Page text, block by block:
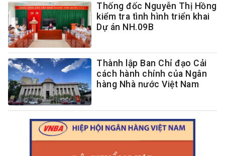
Thống đốc Nguyễn Thị Hồng
kiểm tra tình hình triển khai
Dự án NH.09B
Thành lập Ban Chỉ đạo Cải
cách hành chính của Ngân
hàng Nhà nước Việt Nam